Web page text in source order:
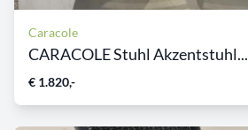
Caracole
CARACOLE Stuhl Akzentstuhl...
€ 1.820,-